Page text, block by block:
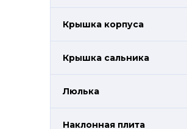
Крышка корпуса
Крышка сальника
Люлька
Наклонная плита